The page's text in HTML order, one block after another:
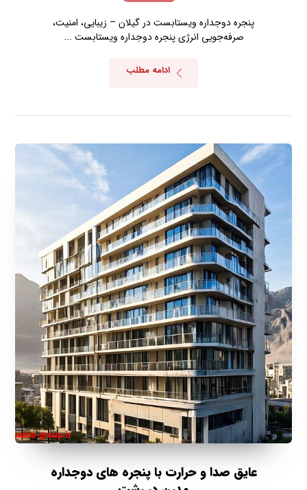
پنجره دوجداره ویستابست در گیلان – زیبایی، امنیت،
صرفه‌جویی انرژی پنجره دوجداره ویستابست ...
ادامه مطلب
عایق صدا و حرارت با پنجره های دوجداره